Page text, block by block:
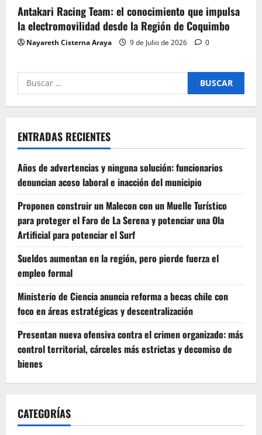
Antakari Racing Team: el conocimiento que impulsa
la electromovilidad desde la Región de Coquimbo
Nayareth Cisterna Araya 9 de Julio de 2026 0
Buscar
por:
ENTRADAS RECIENTES
Años de advertencias y ninguna solución: funcionarios
denuncian acoso laboral e inacción del municipio
Proponen construir un Malecon con un Muelle Turístico
para proteger el Faro de La Serena y potenciar una Ola
Artificial para potenciar el Surf
Sueldos aumentan en la región, pero pierde fuerza el
empleo formal
Ministerio de Ciencia anuncia reforma a becas chile con
foco en áreas estratégicas y descentralización
Presentan nueva ofensiva contra el crimen organizado: más
control territorial, cárceles más estrictas y decomiso de
bienes
CATEGORÍAS